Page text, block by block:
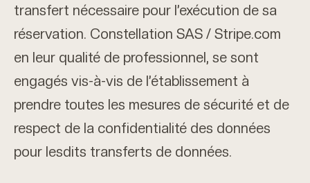
transfert nécessaire pour l’exécution de sa
réservation. Constellation SAS / Stripe.com
en leur qualité de professionnel, se sont
engagés vis-à-vis de l’établissement à
prendre toutes les mesures de sécurité et de
respect de la confidentialité des données
pour lesdits transferts de données.